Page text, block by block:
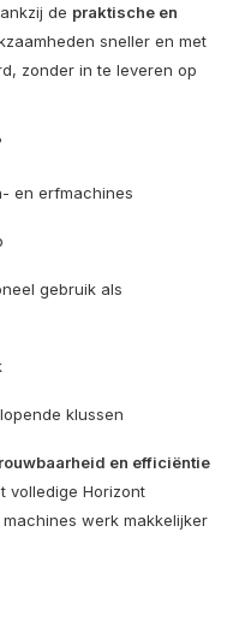
de praktische en
sneller en met
zonder in te leveren op
en erfmachines
gebruik als
klussen
en efficiëntie
volledige Horizont
werk makkelijker